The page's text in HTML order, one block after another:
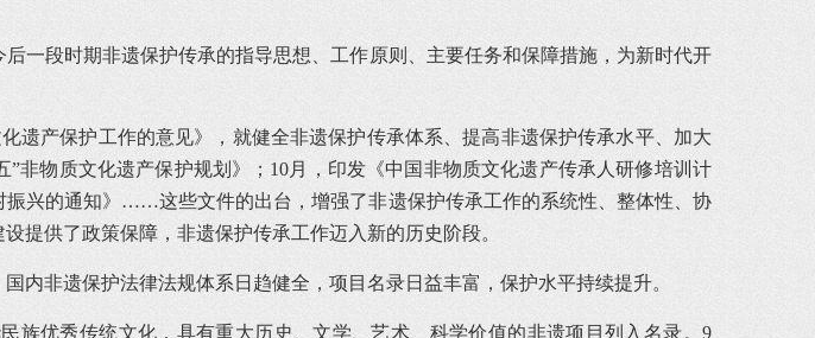
一段时期非遗保护传承的指导思想、工作原则、主要任务和保障措施，为新时代开
遗产保护工作的意见》，就健全非遗保护传承体系、提高非遗保护传承水平、加大
非物质文化遗产保护规划》；10月，印发《中国非物质文化遗产传承人研修培训计
兴的通知》……这些文件的出台，增强了非遗保护传承工作的系统性、整体性、协
提供了政策保障，非遗保护传承工作迈入新的历史阶段。
内非遗保护法律法规体系日趋健全，项目名录日益丰富，保护水平持续提升。
族优秀传统文化，具有重大历史、文学、艺术、科学价值的非遗项目列入名录。9